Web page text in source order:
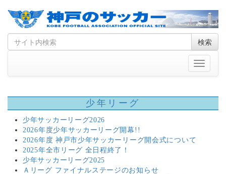
Skip
to
Search
for
検索
Toggle
少年リーグ
少年サッカーリーグ2026
2026年度少年サッカーリーグ開幕!!
2026年度 神戸市少年サッカーリーグ開会式について
2025年全市リーグ 全日程終了！
少年サッカーリーグ2025
Ａリーグ ファイナルステージのお知らせ